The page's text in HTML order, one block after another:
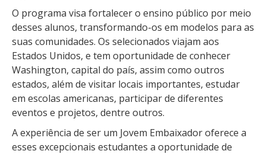
O programa visa fortalecer o ensino público por meio
desses alunos, transformando-os em modelos para as
suas comunidades. Os selecionados viajam aos
Estados Unidos, e tem oportunidade de conhecer
Washington, capital do país, assim como outros
estados, além de visitar locais importantes, estudar
em escolas americanas, participar de diferentes
eventos e projetos, dentre outros.
A experiência de ser um Jovem Embaixador oferece a
esses excepcionais estudantes a oportunidade de